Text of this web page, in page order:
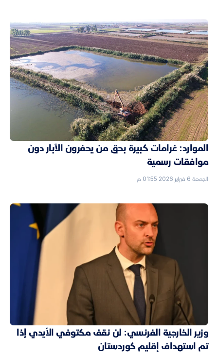
الموارد: غرامات كبيرة بحق من يحفرون الآبار دون
موافقات رسمية
الجمعة 6 فبراير 2026 01:55 م
وزير الخارجية الفرنسي: لن نقف مكتوفي الأيدي إذا
تم استهداف إقليم كوردستان